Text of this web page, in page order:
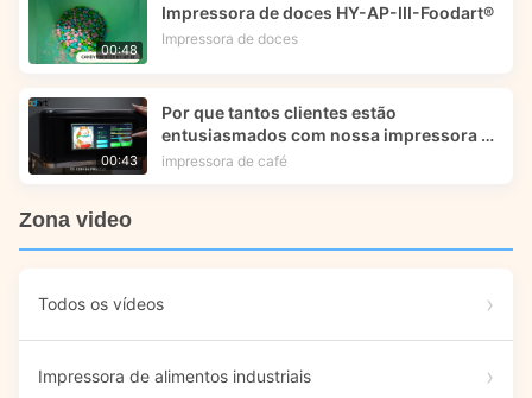
00:48
Impressora de doces HY-AP-III-Foodart®
Impressora de doces
00:43
Por que tantos clientes estão
entusiasmados com nossa impressora de
alimentos X5?
impressora de café
Zona video
Todos os vídeos
Impressora de alimentos industriais